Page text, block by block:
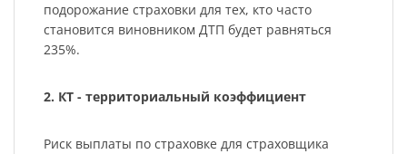
подорожание страховки для тех, кто часто
становится виновником ДТП будет равняться
235%.
2. КТ - территориальный коэффициент
Риск выплаты по страховке для страховщика